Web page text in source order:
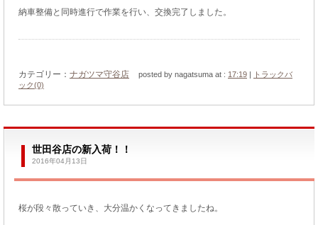
納車整備と同時進行で作業を行い、交換完了しました。
カテゴリー： ナガツマ守谷店 posted by nagatsuma at : 17:19
トラックバ
ック(0)
世田谷店の新入荷！！
2016年04月13日
桜が段々散っていき、大分温かくなってきましたね。